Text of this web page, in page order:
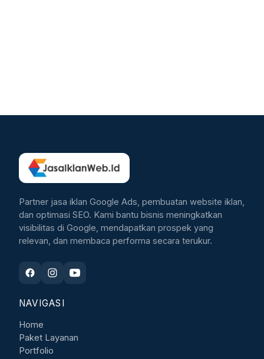
Partner jasa iklan Google Ads, pembuatan website iklan,
dan optimasi SEO. Kami bantu bisnis meningkatkan
visibilitas di Google, mendapatkan prospek yang
relevan, dan membaca performa secara terukur.
NAVIGASI
Home
Paket Layanan
Portfolio